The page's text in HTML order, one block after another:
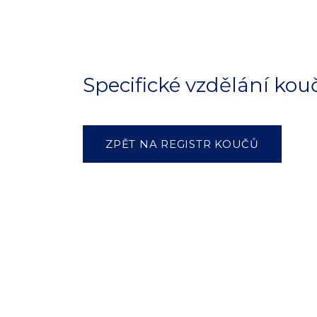
Specifické vzdělání
ZPĚT NA REGISTR KOUČŮ